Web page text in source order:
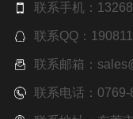
联系手机：
联系QQ：
联系邮箱：
联系电话：